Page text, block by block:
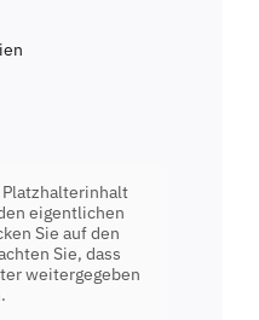
eigentlichen
Sie auf den
Sie, dass
weitergegeben